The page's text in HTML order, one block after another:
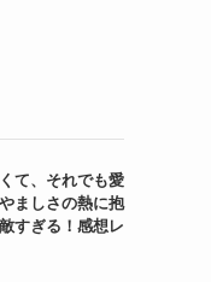
て、それでも愛
ましさの熱に抱
すぎる！感想レ